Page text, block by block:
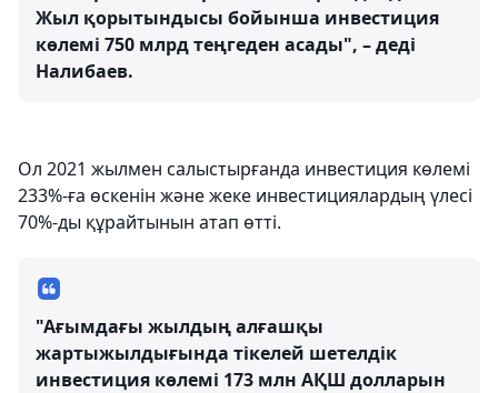
Жыл қорытындысы бойынша инвестиция
көлемі 750 млрд теңгеден асады", – деді
Налибаев.
Ол 2021 жылмен салыстырғанда инвестиция көлемі
233%-ға өскенін және жеке инвестициялардың үлесі
70%-ды құрайтынын атап өтті.
"Ағымдағы жылдың алғашқы
жартыжылдығында тікелей шетелдік
инвестиция көлемі 173 млн АҚШ долларын